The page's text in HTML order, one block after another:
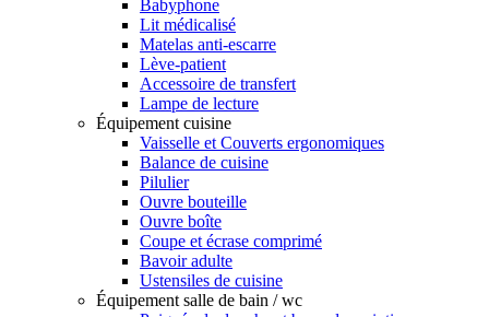
Babyphone
Lit médicalisé
Matelas anti-escarre
Lève-patient
Accessoire de transfert
Lampe de lecture
Équipement cuisine
Vaisselle et Couverts ergonomiques
Balance de cuisine
Pilulier
Ouvre bouteille
Ouvre boîte
Coupe et écrase comprimé
Bavoir adulte
Ustensiles de cuisine
Équipement salle de bain / wc